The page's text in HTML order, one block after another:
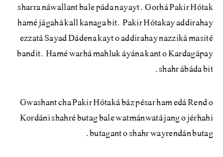
sharra náwallant bale páda nayayt. Gorhá Pakir Hótak
hamé jágahá kall kanaga bit. Pakir Hótakay addirahay
ezzatá Sayad Dádena kayt o addirahay nazziká masité
bandit. Hamé warhá mahluk áyána kant o Kardagápay
shahr ábáda bit.
Gwashant cha Pakir Hótaká báz pésar ham edá Rend o
Kordáni shahré butag bale watmánwatá jang o jérhahi
butagant o shahr wayrendán butag.